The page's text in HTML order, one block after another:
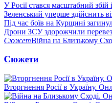
У Росії стався масштабний збій
Зеленський уперше здійснить
Під час боїв на Курщині
Дрони ЗСУ здорожчили
СюжетВійна на Близькому
Сюжети
Вторгнення Росії в Україну.